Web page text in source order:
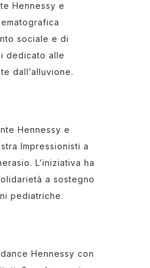
Hennessy e
sociale e di
dedicato alle
dall’alluvione.
Hennessy e
Impressionisti a
L’iniziativa ha
a sostegno
pediatriche.
Hennessy con